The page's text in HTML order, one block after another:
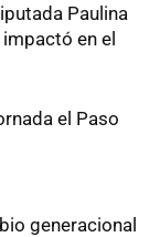
Paulina
en el
el Paso
generacional